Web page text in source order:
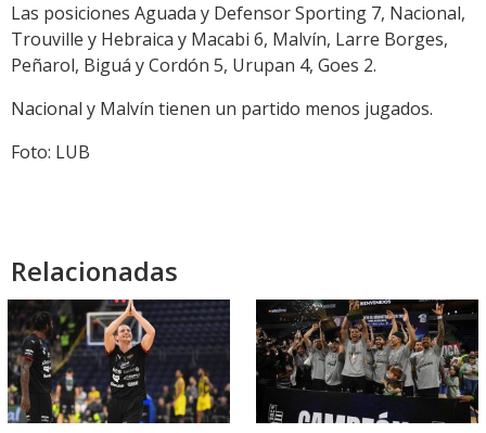
Las posiciones Aguada y Defensor Sporting 7, Nacional,
Trouville y Hebraica y Macabi 6, Malvín, Larre Borges,
Peñarol, Biguá y Cordón 5, Urupan 4, Goes 2.
Nacional y Malvín tienen un partido menos jugados.
Foto: LUB
Relacionadas